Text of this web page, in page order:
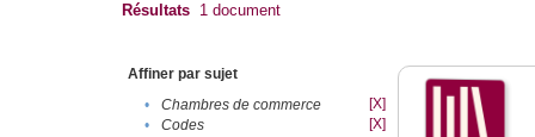
Résultats 1 document
Affiner par sujet
•
Chambres de commerce
[X]
•
Codes
[X]